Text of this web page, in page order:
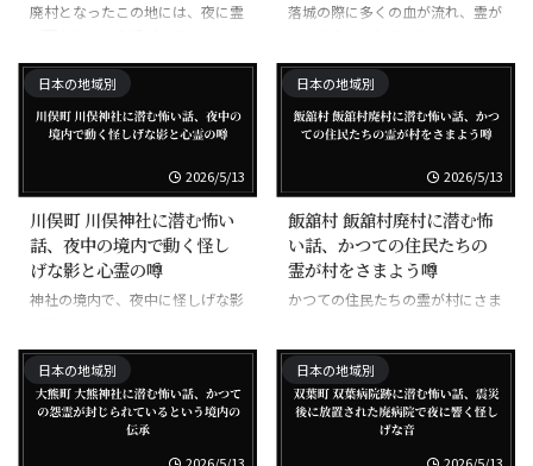
廃村となったこの地には、夜に霊
落城の際に多くの血が流れ、霊が
日本の地域別
2026/5/13
川俣町 川俣神社に潜む怖い
話、夜中の境内で動く怪し
げな影と心霊の噂
神社の境内で、夜中に怪しげな影
日本の地域別
2026/5/13
飯舘村 飯舘村廃村に潜む怖
い話、かつての住民たちの
霊が村をさまよう噂
かつての住民たちの霊が村にさま
日本の地域別
2026/5/13
日本の地域別
2026/5/13